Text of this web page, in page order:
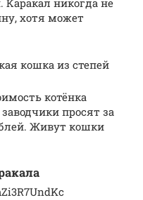
никогда не
хотя может
кошка из степей
котёнка
просят за
Живут кошки